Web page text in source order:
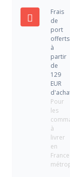
Frais
de
port
offerts
à
partir
de
129
EUR
Pour
les
à
livrer
en
France